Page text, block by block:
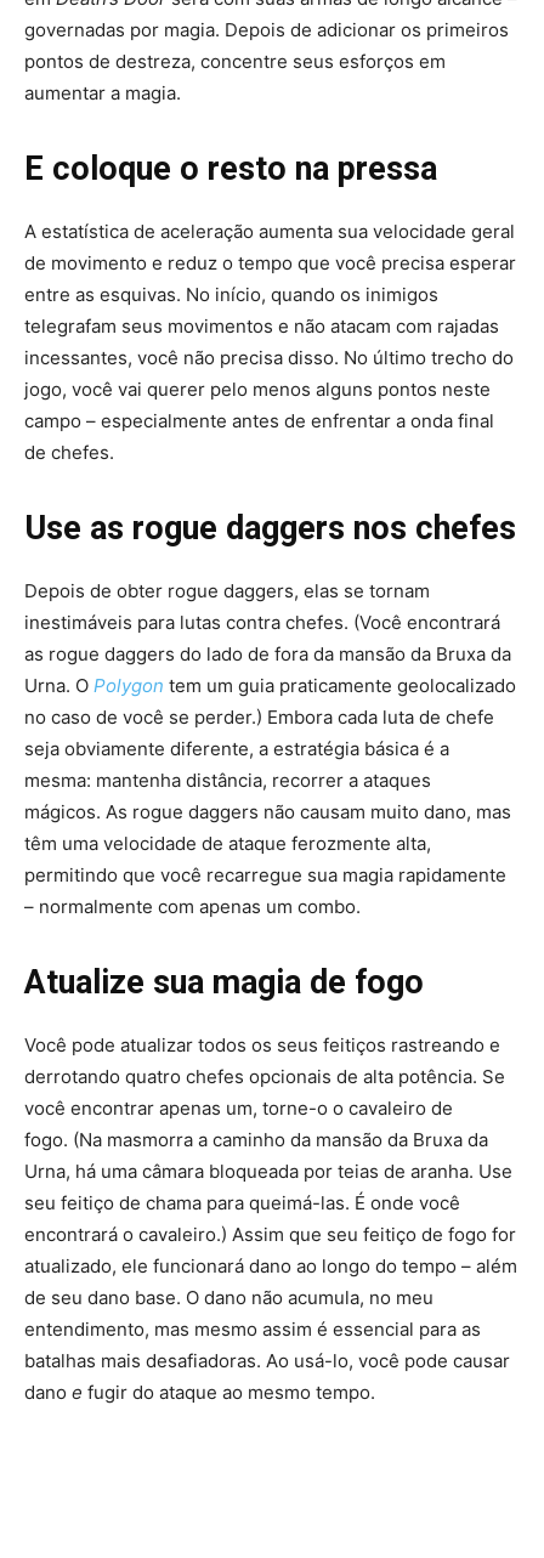
governadas por magia. Depois de adicionar os primeiros
pontos de destreza, concentre seus esforços em
aumentar a magia.
E coloque o resto na pressa
A estatística de aceleração aumenta sua velocidade geral
de movimento e reduz o tempo que você precisa esperar
entre as esquivas. No início, quando os inimigos
telegrafam seus movimentos e não atacam com rajadas
incessantes, você não precisa disso. No último trecho do
jogo, você vai querer pelo menos alguns pontos neste
campo – especialmente antes de enfrentar a onda final
de chefes.
Use as rogue daggers nos chefes
Depois de obter rogue daggers, elas se tornam
inestimáveis ​​para lutas contra chefes. (Você encontrará
as rogue daggers do lado de fora da mansão da Bruxa da
Urna. O Polygon tem um guia praticamente geolocalizado
no caso de você se perder.) Embora cada luta de chefe
seja obviamente diferente, a estratégia básica é a
mesma: mantenha distância, recorrer a ataques
mágicos. As rogue daggers não causam muito dano, mas
têm uma velocidade de ataque ferozmente alta,
permitindo que você recarregue sua magia rapidamente
– normalmente com apenas um combo.
Atualize sua magia de fogo
Você pode atualizar todos os seus feitiços rastreando e
derrotando quatro chefes opcionais de alta potência. Se
você encontrar apenas um, torne-o o cavaleiro de
fogo. (Na masmorra a caminho da mansão da Bruxa da
Urna, há uma câmara bloqueada por teias de aranha. Use
seu feitiço de chama para queimá-las. É onde você
encontrará o cavaleiro.) Assim que seu feitiço de fogo for
atualizado, ele funcionará dano ao longo do tempo – além
de seu dano base. O dano não acumula, no meu
entendimento, mas mesmo assim é essencial para as
batalhas mais desafiadoras. Ao usá-lo, você pode causar
dano e fugir do ataque ao mesmo tempo.